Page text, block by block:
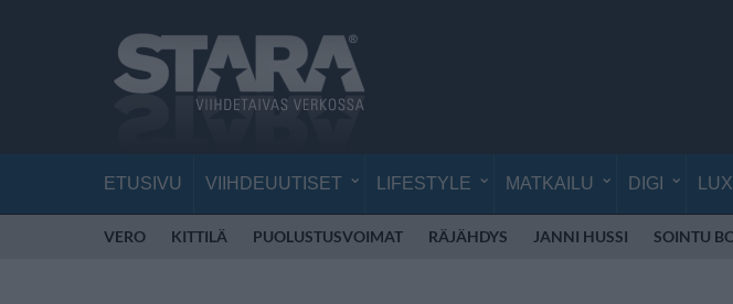
ETUSIVU VIIHDEUUTISET LIFESTYLE MATKAILU DIGI LUX
VERO KITTILÄ PUOLUSTUSVOIMAT RÄJÄHDYS JANNI HUSSI SOINTU